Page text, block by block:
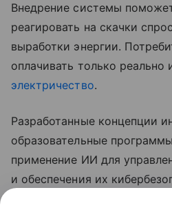
Внедрение системы
реагировать на скачки
выработки энергии.
оплачивать только реально
электричество.
Разработанные концепции
образовательные
применение ИИ для
и обеспечения их